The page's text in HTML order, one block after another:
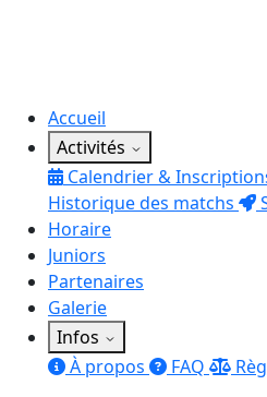
Accueil
Activités
Calendrier &
Historique des matchs
Horaire
Juniors
Partenaires
Galerie
Infos
À propos
FAQ